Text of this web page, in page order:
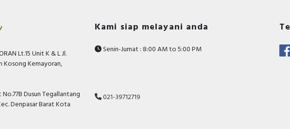
Lt.15 Unit K & L Jl.
Kosong Kemayoran,
Dusun Tegallantang
Denpasar Barat Kota
Kami siap melayani anda
Senin-Jumat : 8:00 AM to 5:00 PM
021-39712719